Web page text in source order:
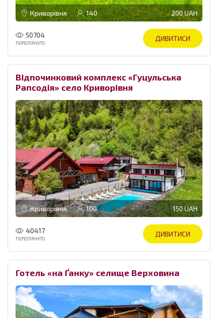
Криворівня 140 200 UAH
50704
ПЕРЕГЛЯНУТО
ДИВИТИСИ
Відпочинковий комплекс «Гуцульська
Рапсодія» село Криворівня
Криворівня 100 150 UAH
40417
ПЕРЕГЛЯНУТО
ДИВИТИСИ
Готель «‎на Ґанку» селище Верховина